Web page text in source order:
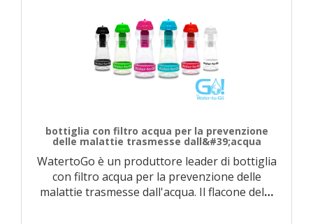
bottiglia con filtro acqua per la prevenzione
delle malattie trasmesse dall&#39;acqua
WatertoGo è un produttore leader di bottiglia
con filtro acqua per la prevenzione delle
malattie trasmesse dall'acqua. Il flacone del…